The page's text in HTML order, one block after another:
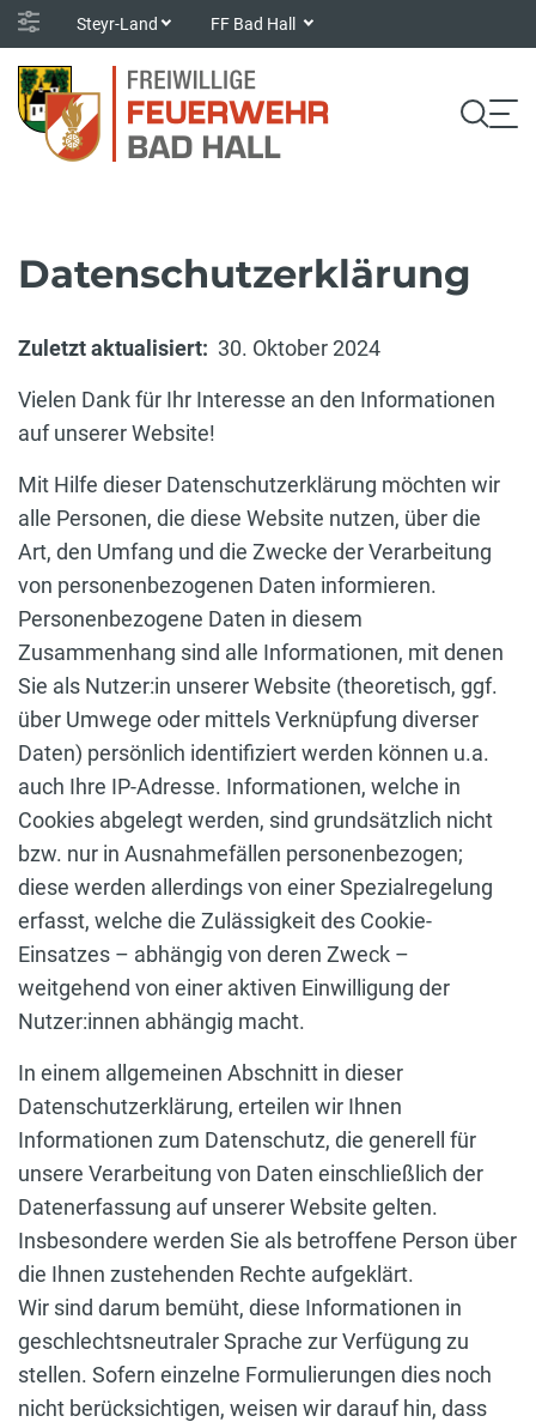
Steyr-Land FF Bad Hall
Datenschutzerklärung
Zuletzt aktualisiert: 30. Oktober 2024
Vielen Dank für Ihr Interesse an den Informationen
auf unserer Website!
Mit Hilfe dieser Datenschutzerklärung möchten wir
alle Personen, die diese Website nutzen, über die
Art, den Umfang und die Zwecke der Verarbeitung
von personenbezogenen Daten informieren.
Personenbezogene Daten in diesem
Zusammenhang sind alle Informationen, mit denen
Sie als Nutzer:in unserer Website (theoretisch, ggf.
über Umwege oder mittels Verknüpfung diverser
Daten) persönlich identifiziert werden können u.a.
auch Ihre IP-Adresse. Informationen, welche in
Cookies abgelegt werden, sind grundsätzlich nicht
bzw. nur in Ausnahmefällen personenbezogen;
diese werden allerdings von einer Spezialregelung
erfasst, welche die Zulässigkeit des Cookie-
Einsatzes – abhängig von deren Zweck –
weitgehend von einer aktiven Einwilligung der
Nutzer:innen abhängig macht.
In einem allgemeinen Abschnitt in dieser
Datenschutzerklärung, erteilen wir Ihnen
Informationen zum Datenschutz, die generell für
unsere Verarbeitung von Daten einschließlich der
Datenerfassung auf unserer Website gelten.
Insbesondere werden Sie als betroffene Person über
die Ihnen zustehenden Rechte aufgeklärt.
Wir sind darum bemüht, diese Informationen in
geschlechtsneutraler Sprache zur Verfügung zu
stellen. Sofern einzelne Formulierungen dies noch
nicht berücksichtigen, weisen wir darauf hin, dass